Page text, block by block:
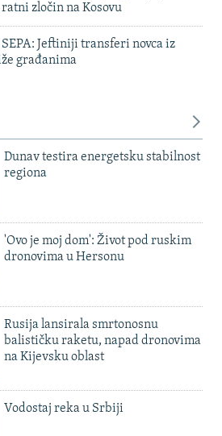
zločin na Kosovu
Jeftiniji transferi novca iz
građanima
Dunav testira energetsku stabilnost
regiona
'Ovo je moj dom': Život pod ruskim
dronovima u Hersonu
Rusija lansirala smrtonosnu
balističku raketu, napad dronovima
na Kijevsku oblast
Vodostaj reka u Srbiji